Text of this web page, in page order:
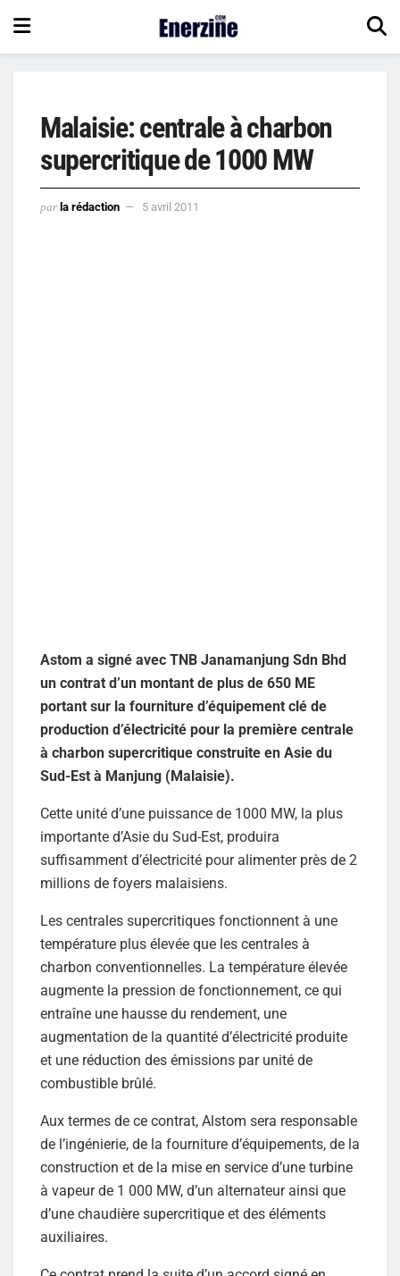
Malaisie: centrale à charbon
supercritique de 1000 MW
par la rédaction 5 avril 2011
Astom a signé avec TNB Janamanjung Sdn Bhd
un contrat d’un montant de plus de 650 ME
portant sur la fourniture d’équipement clé de
production d’électricité pour la première centrale
à charbon supercritique construite en Asie du
Sud-Est à Manjung (Malaisie).
Cette unité d’une puissance de 1000 MW, la plus
importante d’Asie du Sud-Est, produira
suffisamment d’électricité pour alimenter près de 2
millions de foyers malaisiens.
Les centrales supercritiques fonctionnent à une
température plus élevée que les centrales à
charbon conventionnelles. La température élevée
augmente la pression de fonctionnement, ce qui
entraîne une hausse du rendement, une
augmentation de la quantité d’électricité produite
et une réduction des émissions par unité de
combustible brûlé.
Aux termes de ce contrat, Alstom sera responsable
de l’ingénierie, de la fourniture d’équipements, de la
construction et de la mise en service d’une turbine
à vapeur de 1 000 MW, d’un alternateur ainsi que
d’une chaudière supercritique et des éléments
auxiliaires.